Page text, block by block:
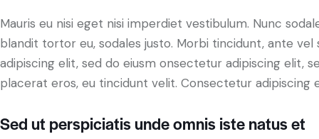
Mauris eu nisi eget nisi imperdiet vestibulum. Nunc
blandit tortor eu, sodales justo. Morbi tincidunt, ante
adipiscing elit, sed do eiusm onsectetur adipiscing elit,
placerat eros, eu tincidunt velit. Consectetur adipiscing
Sed ut perspiciatis unde omnis iste natus et